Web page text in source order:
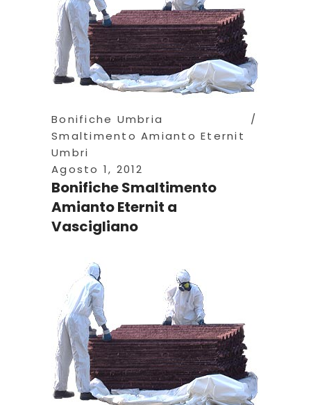
Bonifiche Umbria
Smaltimento Amianto Eternit
Umbri
Agosto 1, 2012
Bonifiche Smaltimento
Amianto Eternit a
Vascigliano